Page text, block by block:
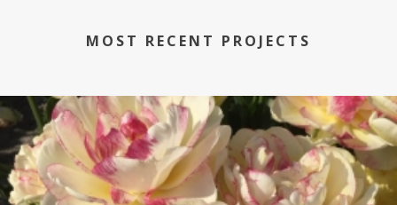
MOST RECENT PROJECTS